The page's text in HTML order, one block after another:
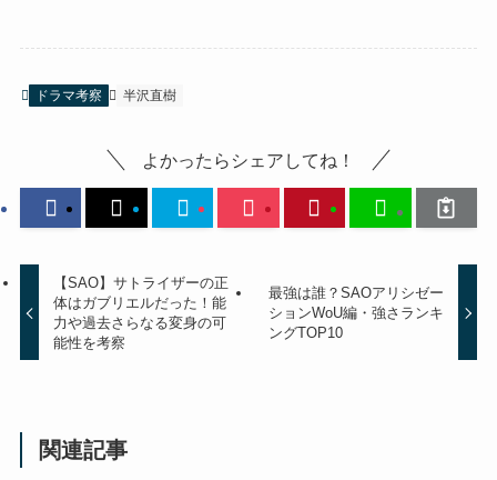
ドラマ考察 半沢直樹
よかったらシェアしてね！
【SAO】サトライザーの正
体はガブリエルだった！能
力や過去さらなる変身の可
能性を考察
最強は誰？SAOアリシゼー
ションWoU編・強さランキ
ングTOP10
関連記事